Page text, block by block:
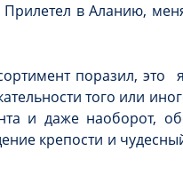
в Аланию,
поразил, это
того или
и даже наоборот,
крепости и